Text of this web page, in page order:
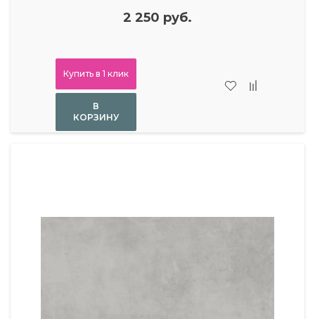
2 250 руб.
Купить в 1 клик
В
КОРЗИНУ